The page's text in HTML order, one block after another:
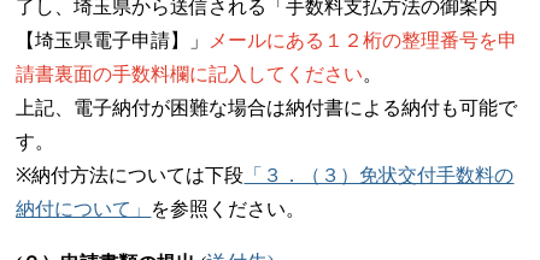
了し、埼玉県から送信される「手数料支払方法の御案内
【埼玉県電子申請】」
メールにある １２桁の整理番号を申
請書裏面の手数料欄に記入してください。
上記、電子納付が困難な場合は納付書による納付も可能で
す。
※納付方法については下段 「３．（３）免状交付手数料の
納付について」 を参照ください。